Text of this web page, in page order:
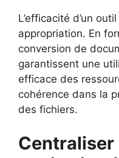
L’efficacité d’un
appropriation. En
conversion de
garantissent une
efficace des
cohérence dans la
des fichiers.